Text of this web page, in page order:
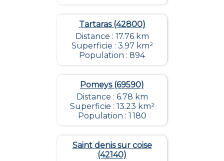
Tartaras (42800)
Distance : 17.76 km
Superficie : 3.97 km²
Population : 894
Pomeys (69590)
Distance : 6.78 km
Superficie : 13.23 km²
Population : 1 180
Saint denis sur coise
(42140)